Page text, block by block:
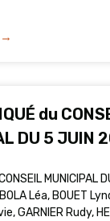
du
DU 5 JUIN
MUNICIPAL
Léa, BOUET
GARNIER Rudy,